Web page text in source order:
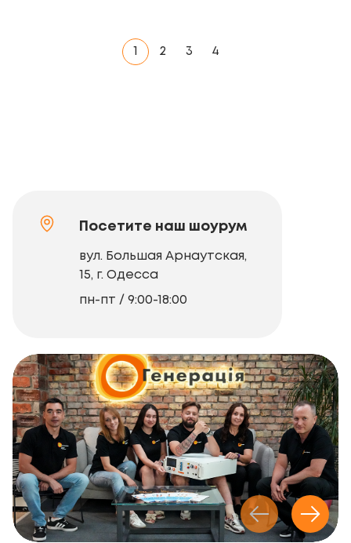
1 2 3 4
Посетите наш шоурум
вул. Большая Арнаутская,
15, г. Одесса
пн-пт / 9:00-18:00